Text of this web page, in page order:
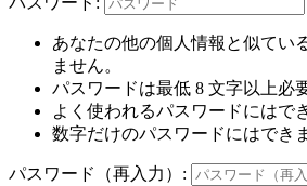
あなたの他の個人情報と似てい
ません。
パスワードは最低 8 文字以上必
よく使われるパスワードにはで
数字だけのパスワードにはでき
パスワード（再入力）: